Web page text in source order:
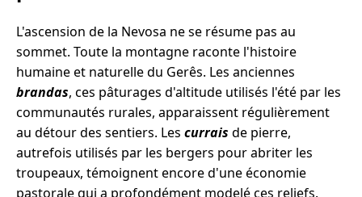
L'ascension de la Nevosa ne se résume pas au
sommet. Toute la montagne raconte l'histoire
humaine et naturelle du Gerês. Les anciennes
brandas, ces pâturages d'altitude utilisés l'été par les
communautés rurales, apparaissent régulièrement
au détour des sentiers. Les currais de pierre,
autrefois utilisés par les bergers pour abriter les
troupeaux, témoignent encore d'une économie
pastorale qui a profondément modelé ces reliefs.